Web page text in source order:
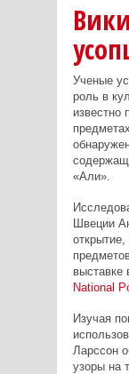
Ученые
роль в
известно
«Али».
Швеции
открытие,
выставке
National
Изучая
Ларссон
узоры на